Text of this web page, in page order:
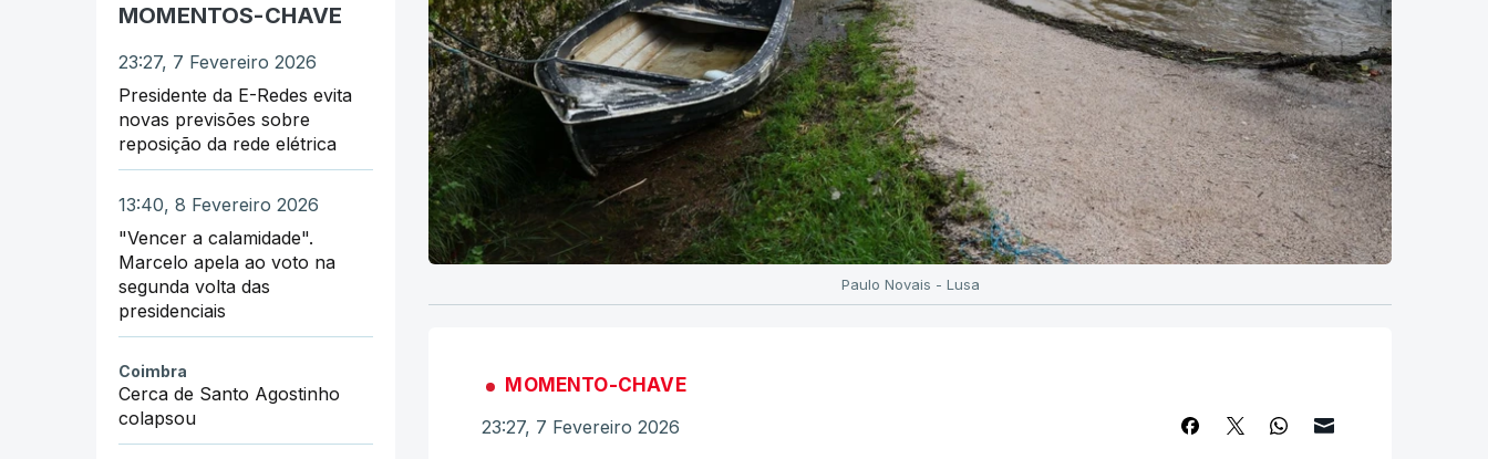
MOMENTOS-CHAVE
23:27, 7 Fevereiro 2026
Presidente da E-Redes evita
novas previsões sobre
reposição da rede elétrica
13:40, 8 Fevereiro 2026
"Vencer a calamidade".
Marcelo apela ao voto na
segunda volta das
presidenciais
Coimbra
Cerca de Santo Agostinho
colapsou
Paulo Novais - Lusa
MOMENTO-CHAVE
23:27, 7 Fevereiro 2026